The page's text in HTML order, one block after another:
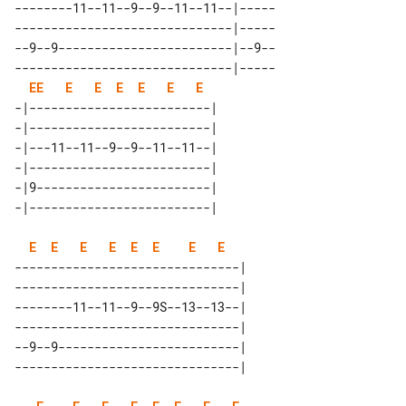
--------11--11--9--9--11--11--|-----
------------------------------|-----
--9--9------------------------|--9--
------------------------------|-----
EE E E E E E
E
-|-------------------------|
-|-------------------------|
-|---11--11--9--9--11--11--|
-|-------------------------|
-|9------------------------|
E E E E E E E
E
-------------------------------|
-------------------------------|
--------11--11--9--9S--13--13--|
-------------------------------|
--9--9-------------------------|